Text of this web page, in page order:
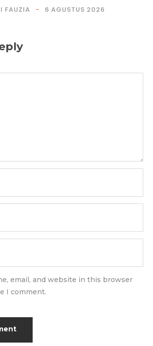
FAUZIA 6 AGUSTUS 2026
email, and website in this browser
I comment.